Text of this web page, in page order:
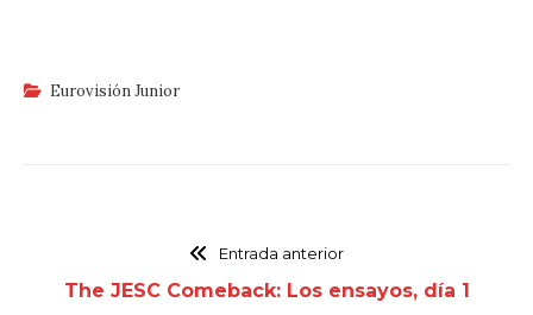
Eurovisión Junior
Entrada anterior
The JESC Comeback: Los ensayos, día 1